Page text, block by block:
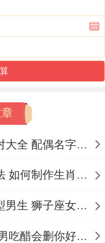
秀的男人;情绪管
静事最高级的修
个方法让对方主动
恋时安静当个树洞.
生，跨界充电狂
女孩名字与配偶名字配对大全 配偶名字配对女孩版
生肖配对表格的制作方法 如何制作生肖配对表格
狮子座女生喜欢哪些类型男生 狮子座女生喜欢哪种男生
巨蟹男吃醋会怎样 巨蟹男吃醋会删你好友吗